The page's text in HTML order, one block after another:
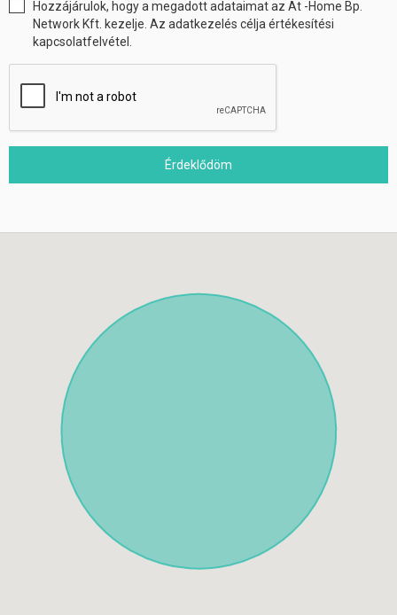
Hozzájárulok, hogy a megadott adataimat az At -Home Bp.
Network Kft. kezelje. Az adatkezelés célja értékesítési
kapcsolatfelvétel.
Érdeklődöm